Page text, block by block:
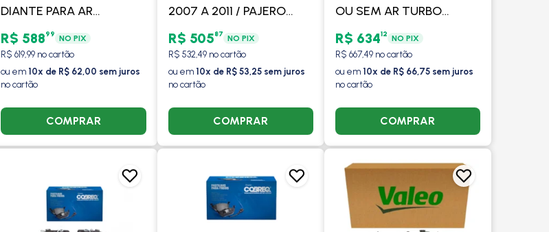
DIANTE PARA AR
ADAPTADO -
PROCOOLER
R$ 58899 NO PIX
R$ 619,99 no cartão
ou em 10x de R$ 62,00 sem juros
no cartão
COMPRAR
2007 A 2011 / PAJERO
DAKAR TODOS 2008 A
2011 - PROCOOLER
R$ 50587 NO PIX
R$ 532,49 no cartão
ou em 10x de R$ 53,25 sem juros
no cartão
COMPRAR
OU SEM AR TURBO
DIESEL INTERCOOLER -
PROCOOLER
R$ 63412 NO PIX
R$ 667,49 no cartão
ou em 10x de R$ 66,75 sem juros
no cartão
COMPRAR